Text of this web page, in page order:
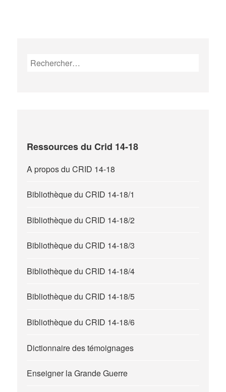
Rechercher :
Ressources du Crid 14-18
A propos du CRID 14-18
Bibliothèque du CRID 14-18/1
Bibliothèque du CRID 14-18/2
Bibliothèque du CRID 14-18/3
Bibliothèque du CRID 14-18/4
Bibliothèque du CRID 14-18/5
Bibliothèque du CRID 14-18/6
Dictionnaire des témoignages
Enseigner la Grande Guerre